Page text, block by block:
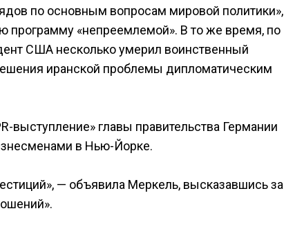
по основным вопросам мировой политики»,
программу «непреемлемой». В то же время, по
США несколько умерил воинственный
иранской проблемы дипломатическим
главы правительства Германии
в Нью-Йорке.
— объявила Меркель, высказавшись за